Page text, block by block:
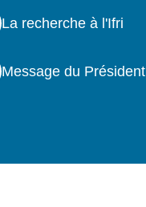
La recherche à l'Ifri
Message du Président